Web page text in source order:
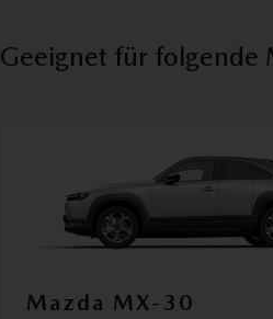
Geeignet für folgende
Mazda MX-30